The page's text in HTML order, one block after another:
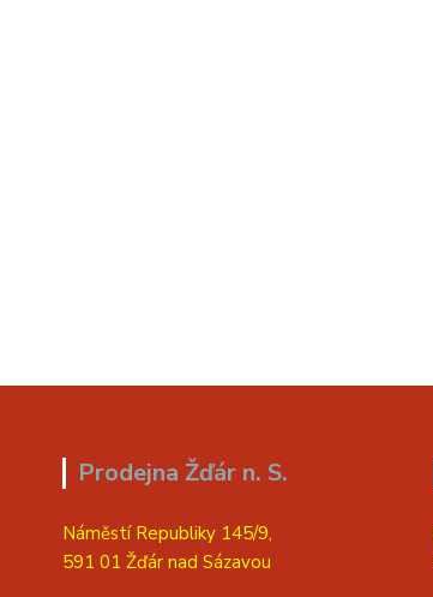
Prodejna Žďár n. S.
Náměstí Republiky 145/9,
591 01 Žďár nad Sázavou